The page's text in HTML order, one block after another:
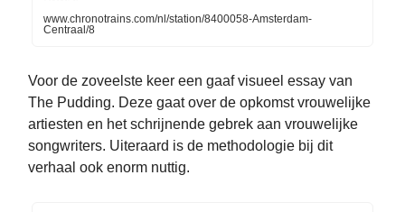
www.chronotrains.com/nl/station/8400058-Amsterdam-
Centraal/8
Voor de zoveelste keer een gaaf visueel essay van
The Pudding. Deze gaat over de opkomst vrouwelijke
artiesten en het schrijnende gebrek aan vrouwelijke
songwriters. Uiteraard is de methodologie bij dit
verhaal ook enorm nuttig.